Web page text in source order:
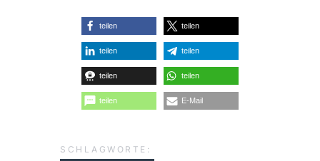
teilen teilen
teilen teilen
teilen teilen
teilen E-Mail
SCHLAGWORTE: